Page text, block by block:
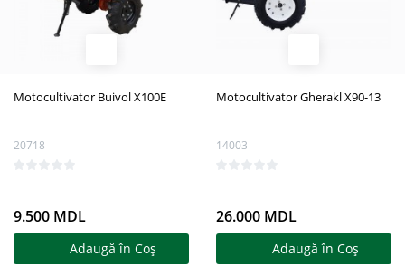
Motocultivator Buivol X100E
20718
9.500 MDL
Adaugă în Coş
Motocultivator Gherakl X90-13
14003
26.000 MDL
Adaugă în Coş